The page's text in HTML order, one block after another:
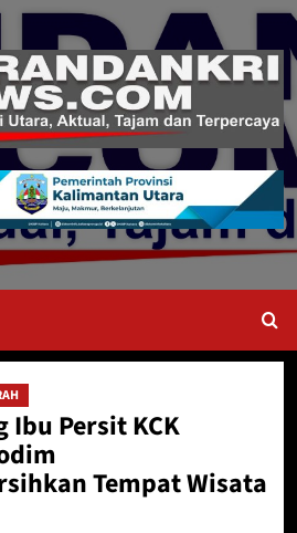
Ibu Persit KCK
Tempat Wisata